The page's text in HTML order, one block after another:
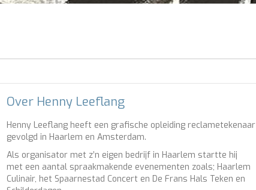
Over Henny Leeflang
Henny Leeflang heeft een grafische opleiding reclametekenaar
gevolgd in Haarlem en Amsterdam.
Als organisator met z’n eigen bedrijf in Haarlem startte hij
met een aantal spraakmakende evenementen zoals; Haarlem
Culinair, het Spaarnestad Concert en De Frans Hals Teken en